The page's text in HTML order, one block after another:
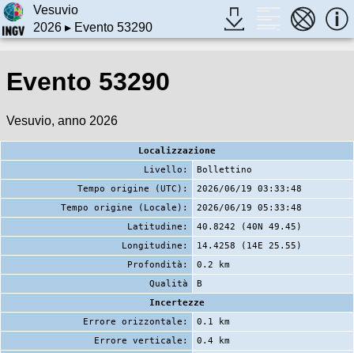
Vesuvio
2026▸ Evento 53290
Evento 53290
Vesuvio, anno 2026
Localizzazione
Livello:
Bollettino
Tempo origine (UTC):
2026/06/19 03:33:48
Tempo origine (Locale):
2026/06/19 05:33:48
Latitudine:
40.8242 (40N 49.45)
Longitudine:
14.4258 (14E 25.55)
Profondità:
0.2 km
Qualità
B
Incertezze
Errore orizzontale:
0.1 km
Errore verticale:
0.4 km